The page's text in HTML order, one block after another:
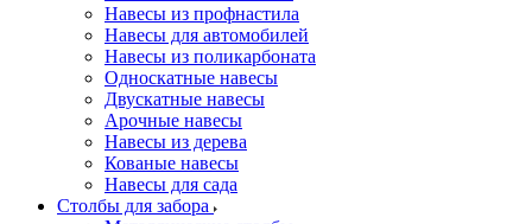
Навесы из профнастила
Навесы для автомобилей
Навесы из поликарбоната
Односкатные навесы
Двускатные навесы
Арочные навесы
Навесы из дерева
Кованые навесы
Навесы для сада
Столбы для забора